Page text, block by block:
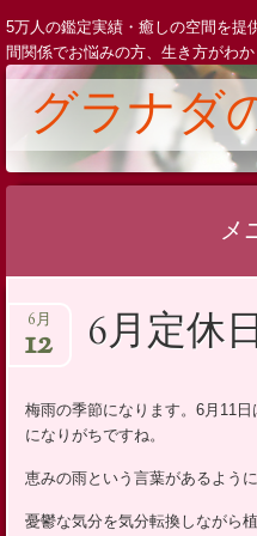
5万人の鑑定実績・癒しの空間を提
間関係でお悩みの方、生き方がわか
グラナダ
メ
ン
ツ
ス
キ
6月定休
6月
12
梅雨の季節になります。6月11
になりがちですね。
恵みの雨という言葉があるよう
憂鬱な気分を気分転換しながら